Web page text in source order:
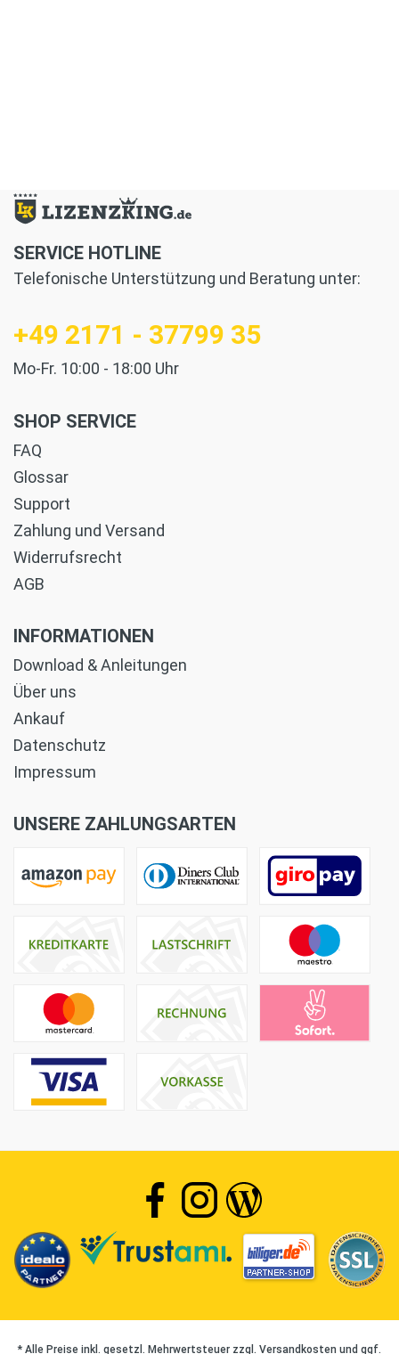
SERVICE HOTLINE
Telefonische Unterstützung und Beratung unter:
+49 2171 - 37799 35
Mo-Fr. 10:00 - 18:00 Uhr
SHOP SERVICE
FAQ
Glossar
Support
Zahlung und Versand
Widerrufsrecht
AGB
INFORMATIONEN
Download & Anleitungen
Über uns
Ankauf
Datenschutz
Impressum
UNSERE ZAHLUNGSARTEN
* Alle Preise inkl. gesetzl. Mehrwertsteuer zzgl. Versandkosten und ggf.